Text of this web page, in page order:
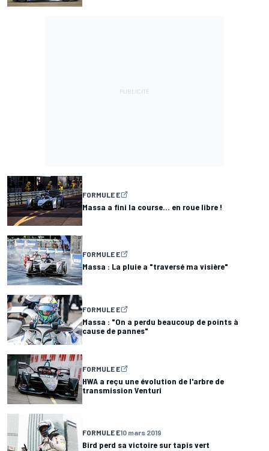
FORMULE E
Massa a fini la course... en roue libre !
FORMULE E
Massa : La pluie a "traversé ma visière"
FORMULE E
Massa : "On a perdu beaucoup de points à
cause de pannes"
FORMULE E
HWA a reçu une évolution de l'arbre de
transmission Venturi
FORMULE E10 mars 2019
Bird perd sa victoire sur tapis vert